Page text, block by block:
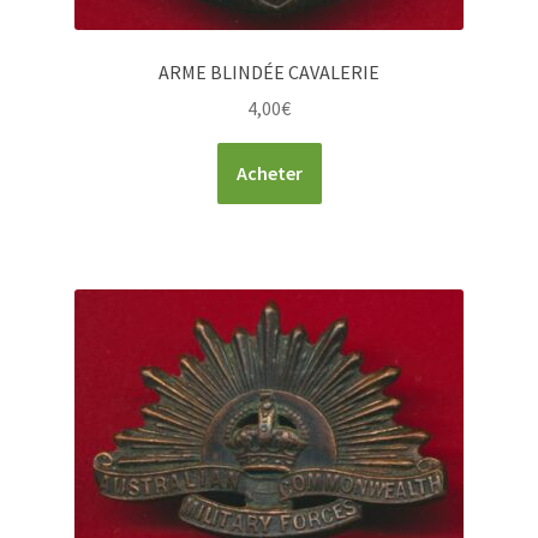
ARME BLINDÉE CAVALERIE
4,00€
Acheter